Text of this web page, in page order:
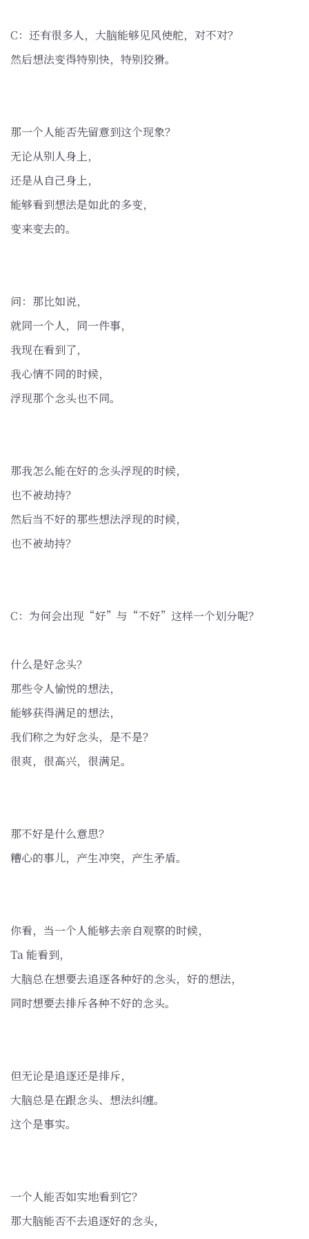
C：还有很多人，大脑能够见风使舵，对不对？
然后想法变得特别快，特别狡猾。
那一个人能否先留意到这个现象？
无论从别人身上，
还是从自己身上，
能够看到想法是如此的多变，
变来变去的。
问：那比如说，
就同一个人，同一件事，
我现在看到了，
我心情不同的时候，
浮现那个念头也不同。
那我怎么能在好的念头浮现的时候，
也不被劫持？
然后当不好的那些想法浮现的时候，
也不被劫持？
C：为何会出现“好”与“不好”这样一个划分呢？
什么是好念头？
那些令人愉悦的想法，
能够获得满足的想法，
我们称之为好念头，是不是？
很爽，很高兴，很满足。
那不好是什么意思？
糟心的事儿，产生冲突，产生矛盾。
你看，当一个人能够去亲自观察的时候，
Ta 能看到，
大脑总在想要去追逐各种好的念头，好的想法，
同时想要去排斥各种不好的念头。
但无论是追逐还是排斥，
大脑总是在跟念头、想法纠缠。
这个是事实。
一个人能否如实地看到它？
那大脑能否不去追逐好的念头，